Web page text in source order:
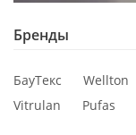
Бренды
БауТекс Wellton
Vitrulan
Pufas